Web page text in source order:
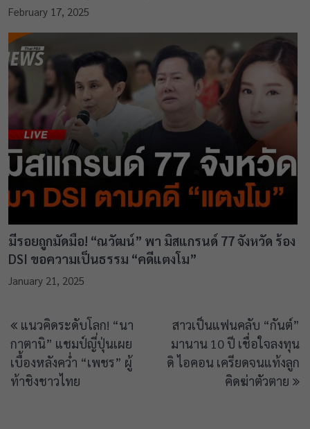
February 17, 2025
มีรอยถูกมัดมือ! “ณวัฒน์” พา มิสแกรนด์ 77 จังหวัด ร้อง
DSI ขอความเป็นธรรม “คดีแตงโม”
January 21, 2025
navigation
แนวคิดระดับโลก! “นา
กาตานิ” แชมป์ญี่ปุ่นเผย
เบื้องหลังคว่ำ “เพชร” ผู้
ท้าชิงชาวไทย
สาวเป็นแฟนคลับ “กันต์”
มานาน 10 ปี เชื่อใจลงทุน
ดิ ไอคอน เครียดจนแท้งลูก
คิดฆ่าตัวตาย